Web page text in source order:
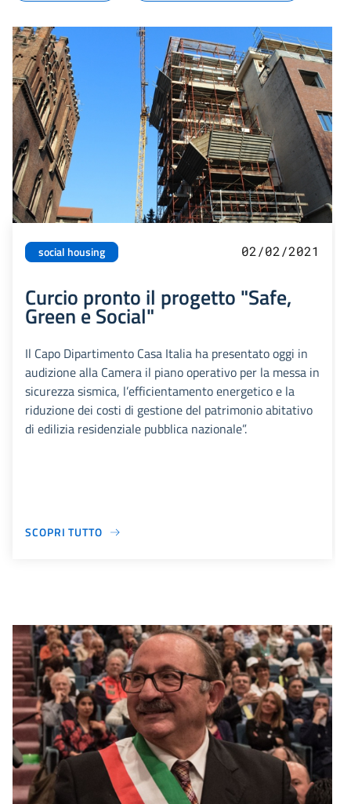
social housing 02/02/2021
Curcio pronto il progetto "Safe,
Green e Social"
Il Capo Dipartimento Casa Italia ha presentato oggi in
audizione alla Camera il piano operativo per la messa in
sicurezza sismica, l’efficientamento energetico e la
riduzione dei costi di gestione del patrimonio abitativo
di edilizia residenziale pubblica nazionale”.
SCOPRI TUTTO